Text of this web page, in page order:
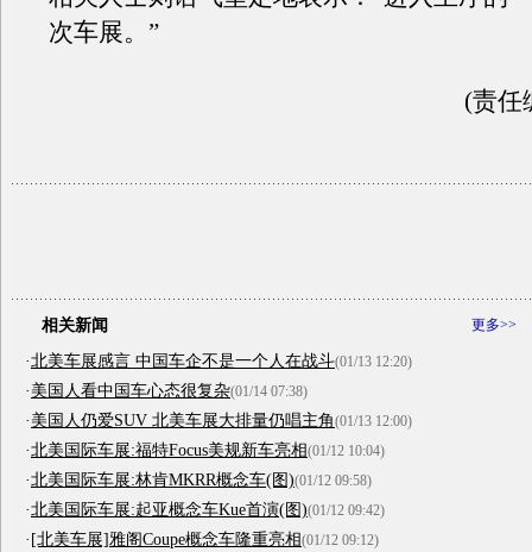
次车展。”
(责任
更多>>
相关新闻
·北美车展感言 中国车企不是一个人在战斗(01/13 12:20)
·美国人看中国车心态很复杂(01/14 07:38)
·美国人仍爱SUV 北美车展大排量仍唱主角(01/13 12:00)
·北美国际车展:福特Focus美规新车亮相(01/12 10:04)
·北美国际车展:林肯MKRR概念车(图)(01/12 09:58)
·北美国际车展:起亚概念车Kue首演(图)(01/12 09:42)
·[北美车展]雅阁Coupe概念车隆重亮相(01/12 09:12)